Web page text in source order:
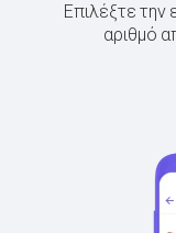
Επιλέξτε
αριθμό